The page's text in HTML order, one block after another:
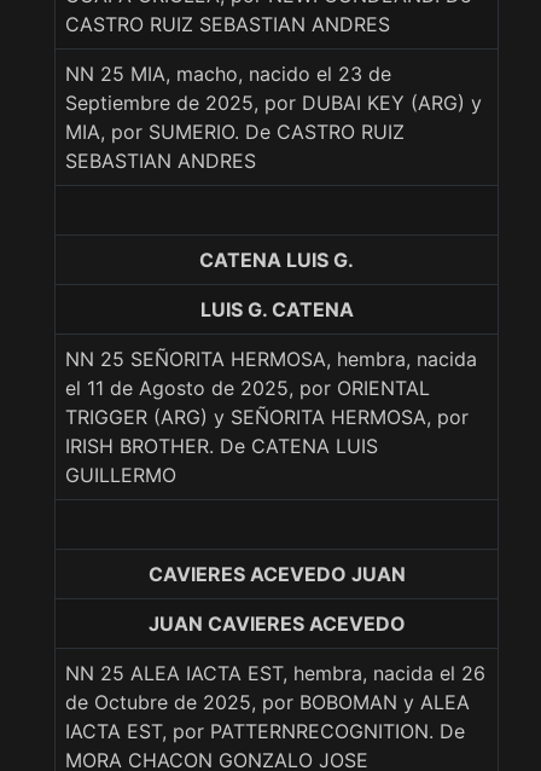
CASTRO RUIZ SEBASTIAN ANDRES
NN 25 MIA, macho, nacido el 23 de
Septiembre de 2025, por DUBAI KEY (ARG) y
MIA, por SUMERIO. De CASTRO RUIZ
SEBASTIAN ANDRES
CATENA LUIS G.
LUIS G. CATENA
NN 25 SEÑORITA HERMOSA, hembra, nacida
el 11 de Agosto de 2025, por ORIENTAL
TRIGGER (ARG) y SEÑORITA HERMOSA, por
IRISH BROTHER. De CATENA LUIS
GUILLERMO
CAVIERES ACEVEDO JUAN
JUAN CAVIERES ACEVEDO
NN 25 ALEA IACTA EST, hembra, nacida el 26
de Octubre de 2025, por BOBOMAN y ALEA
IACTA EST, por PATTERNRECOGNITION. De
MORA CHACON GONZALO JOSE